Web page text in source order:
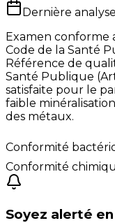
Dernière
Examen conforme
Code de la Santé
Référence de
Santé Publique
satisfaite pour le
faible
des métaux.
Conformité
Conformité
Soyez alerté